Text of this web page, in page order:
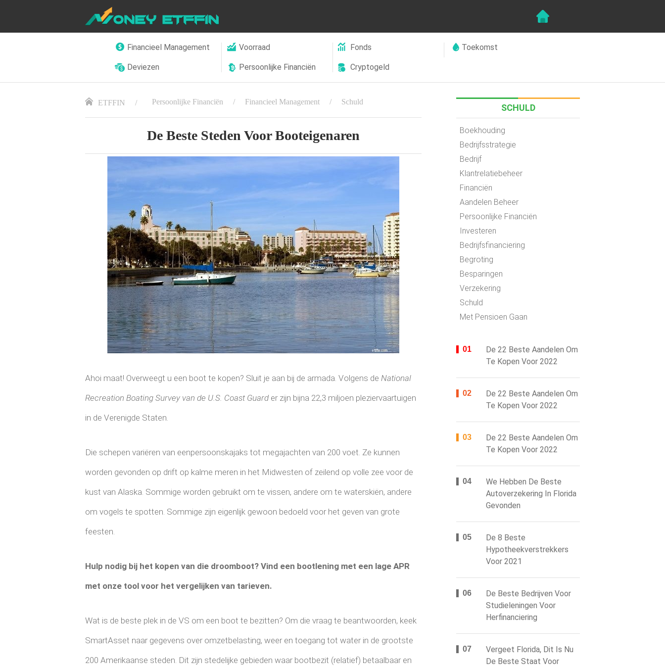
Financieel Management Voorraad Fonds Toekomst
Deviezen Persoonlijke Financiën Cryptogeld
ETFFIN Persoonlijke Financiën Financieel Management Schuld
De Beste Steden Voor Booteigenaren
Ahoi maat! Overweegt u een boot te kopen? Sluit je aan bij de armada. Volgens de National
Recreation Boating Survey van de U.S. Coast Guard er zijn bijna 22,3 miljoen pleziervaartuigen
in de Verenigde Staten.
Die schepen variëren van eenpersoonskajaks tot megajachten van 200 voet. Ze kunnen
worden gevonden op drift op kalme meren in het Midwesten of zeilend op volle zee voor de
kust van Alaska. Sommige worden gebruikt om te vissen, andere om te waterskiën, andere
om vogels te spotten. Sommige zijn eigenlijk gewoon bedoeld voor het geven van grote
feesten.
Hulp nodig bij het kopen van die droomboot? Vind een bootlening met een lage APR
met onze tool voor het vergelijken van tarieven.
Wat is de beste plek in de VS om een ​​boot te bezitten? Om die vraag te beantwoorden, keek
SmartAsset naar gegevens over omzetbelasting, weer en toegang tot water in de grootste
200 Amerikaanse steden. Dit zijn stedelijke gebieden waar bootbezit (relatief) betaalbaar en
SCHULD
Boekhouding
Bedrijfsstrategie
Bedrijf
Klantrelatiebeheer
Financiën
Aandelen Beheer
Persoonlijke Financiën
Investeren
Bedrijfsfinanciering
Begroting
Besparingen
Verzekering
Schuld
Met Pensioen Gaan
De 22 Beste Aandelen Om
Te Kopen Voor 2022
De 22 Beste Aandelen Om
Te Kopen Voor 2022
De 22 Beste Aandelen Om
Te Kopen Voor 2022
We Hebben De Beste
Autoverzekering In Florida
Gevonden
De 8 Beste
Hypotheekverstrekkers
Voor 2021
De Beste Bedrijven Voor
Studieleningen Voor
Herfinanciering
Vergeet Florida, Dit Is Nu
De Beste Staat Voor